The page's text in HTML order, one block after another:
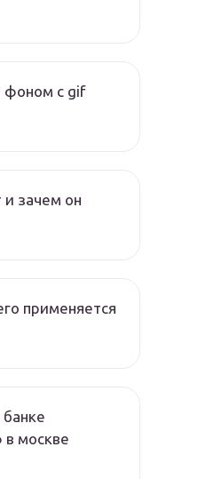
фоном с gif
и зачем он
применяется
москве